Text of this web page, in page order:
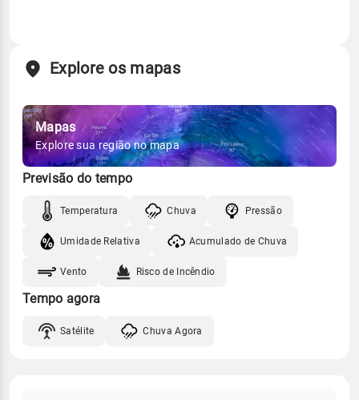
Explore os mapas
Mapas
Explore sua região no mapa
Previsão do tempo
Temperatura Chuva Pressão
Umidade Relativa Acumulado de Chuva
Vento Risco de Incêndio
Tempo agora
Satélite Chuva Agora